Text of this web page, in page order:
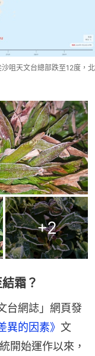
咀天文台總部跌至12度，北
+2
霜？
台網誌」網頁發
異的因素》 文
開始運作以來，